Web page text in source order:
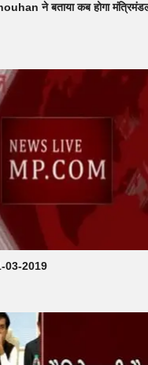
ने बताया कब होगा मंत्रिमंडल
03-2019